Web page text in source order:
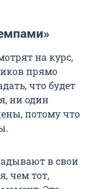
на курс,
прямо
что будет
ни один
потому что
в свои
чем тот,